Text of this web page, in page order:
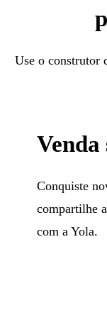
Use o construtor
Venda
Conquiste
compartilhe
com a Yola.